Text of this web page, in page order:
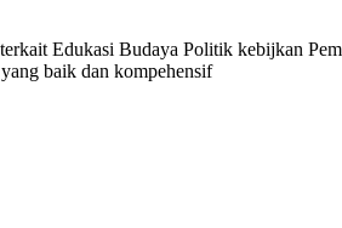
Edukasi Budaya Politik kebijkan
baik dan kompehensif